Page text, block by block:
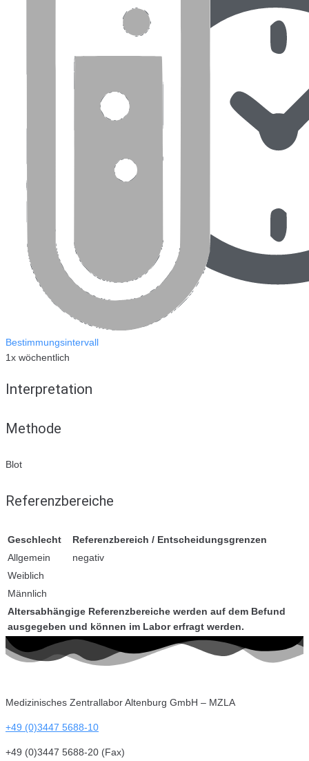
Bestimmungsintervall
1x wöchentlich
Interpretation
Methode
Blot
Referenzbereiche
Geschlecht Referenzbereich / Entscheidungsgrenzen
Altersabhängige Referenzbereiche werden auf dem Befund
ausgegeben und können im Labor erfragt werden.
Allgemein
negativ
Weiblich
Männlich
Medizinisches Zentrallabor Altenburg GmbH – MZLA
+49 (0)3447 5688-10
+49 (0)3447 5688-20 (Fax)